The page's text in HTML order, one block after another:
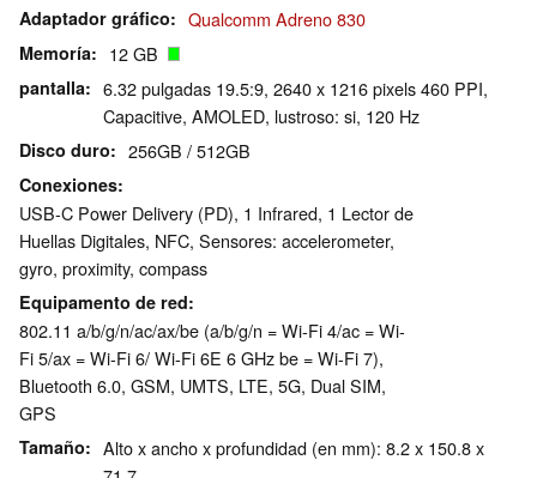
Adaptador gráfico Qualcomm Adreno 830
Memoría 12 GB
pantalla
6.32 pulgadas 19.5:9, 2640 x 1216 pixels 460 PPI,
Capacitive, AMOLED, lustroso: si, 120 Hz
Disco duro 256GB / 512GB
Conexiones
USB-C Power Delivery (PD), 1 Infrared, 1 Lector de
Huellas Digitales, NFC, Sensores: accelerometer,
gyro, proximity, compass
Equipamento de red
802.11 a/​b/​g/​n/​ac/​ax/​be (a/b/g/n = Wi-Fi 4/ac = Wi-
Fi 5/ax = Wi-Fi 6/ Wi-Fi 6E 6 GHz be = Wi-Fi 7),
Bluetooth 6.0, GSM, UMTS, LTE, 5G, Dual SIM,
GPS
Tamaño
Alto x ancho x profundidad (en mm): 8.2 x 150.8 x